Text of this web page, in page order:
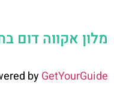
מלון אקווה דום
byGetYourGuide